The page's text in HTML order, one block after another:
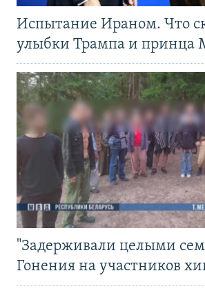
Испытание Ираном. Что
улыбки Трампа и принца
"Задерживали целыми
Гонения на участников